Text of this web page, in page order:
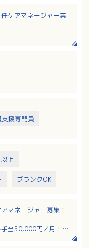
ケアマネージャー業
支援専門員
上
ブランクOK
マネージャー募集！
手当50,000円／月！管